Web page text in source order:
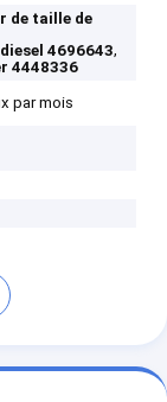
de taille de
4696643,
4448336
par mois